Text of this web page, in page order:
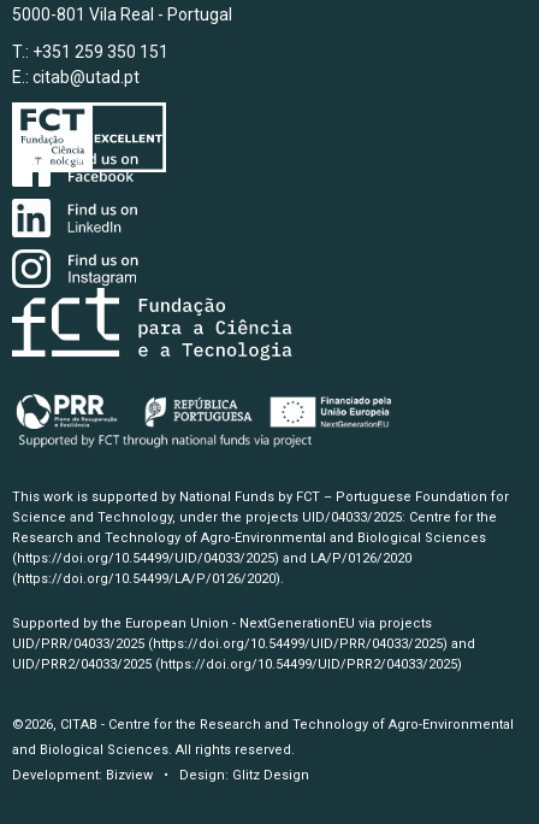
5000-801 Vila Real - Portugal
T.: +351 259 350 151
E.: citab@utad.pt
This work is supported by National Funds by FCT – Portuguese Foundation for
Science and Technology, under the projects UID/04033/2025: Centre for the
Research and Technology of Agro-Environmental and Biological Sciences
(https://doi.org/10.54499/UID/04033/2025) and LA/P/0126/2020
(https://doi.org/10.54499/LA/P/0126/2020).
Supported by the European Union - NextGenerationEU via projects
UID/PRR/04033/2025 (https://doi.org/10.54499/UID/PRR/04033/2025) and
UID/PRR2/04033/2025 (https://doi.org/10.54499/UID/PRR2/04033/2025)
©2026, CITAB - Centre for the Research and Technology of Agro-Environmental
and Biological Sciences. All rights reserved.
Development: Bizview • Design: Glitz Design